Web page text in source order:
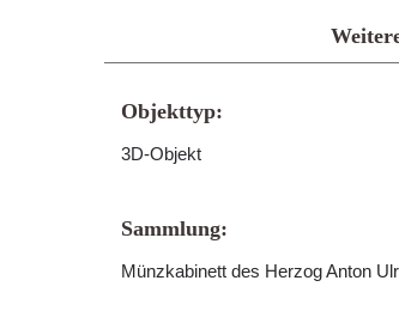
Objekttyp:
3D-Objekt
Sammlung:
Münzkabinett des Herzog Anton